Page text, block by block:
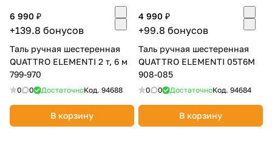
6 990 ₽
+139.8 бонусов
Таль ручная шестеренная
QUATTRO ELEMENTI 2 т, 6 м
799-970
0 0 ДостаточноКод. 94688
В корзину
4 990 ₽
+99.8 бонусов
Таль ручная шестеренная
QUATTRO ELEMENTI 05T6M
908-085
0 0 ДостаточноКод. 94684
В корзину
раз в 2 недели